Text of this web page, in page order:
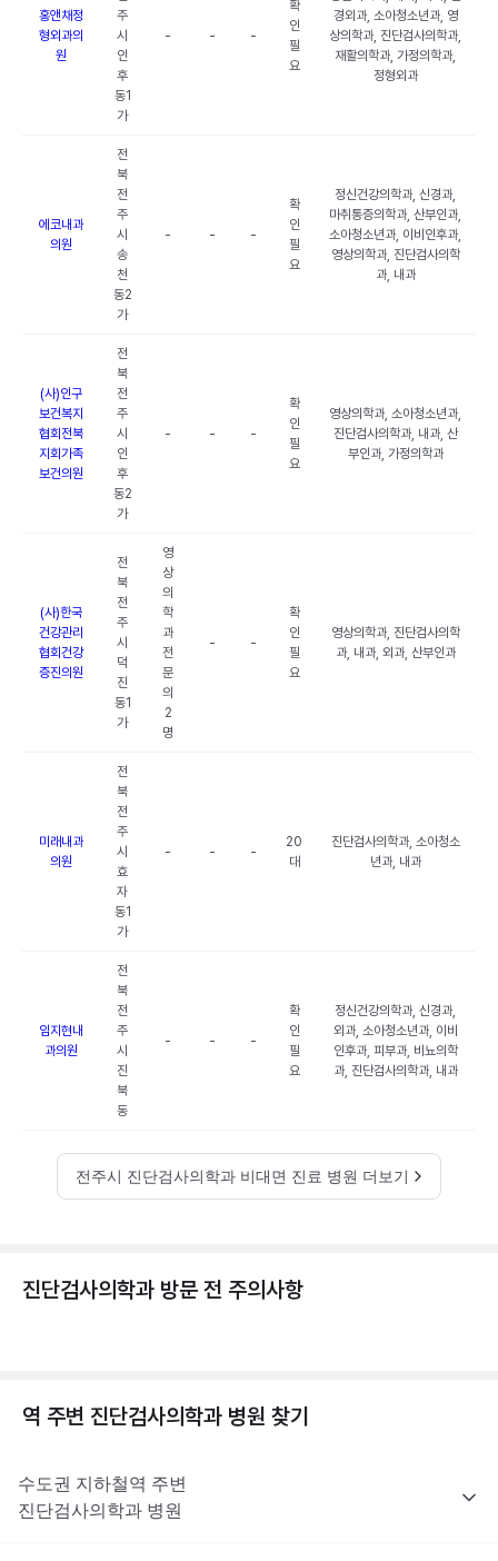
홍앤채정
형외과의
원
주
시
인
후
동1
가
- - -
확
인
필
요
경외과, 소아청소년과, 영
상의학과, 진단검사의학과,
재활의학과, 가정의학과,
정형외과
에코내과
의원
전
북
전
주
시
송
천
동2
가
- - -
확
인
필
요
정신건강의학과, 신경과,
마취통증의학과, 산부인과,
소아청소년과, 이비인후과,
영상의학과, 진단검사의학
과, 내과
(사)인구
보건복지
협회전북
지회가족
보건의원
전
북
전
주
시
인
후
동2
가
- - -
확
인
필
요
영상의학과, 소아청소년과,
진단검사의학과, 내과, 산
부인과, 가정의학과
(사)한국
건강관리
협회건강
증진의원
전
북
전
주
시
덕
진
동1
가
영
상
의
학
과
전
문
의
2
명
- -
확
인
필
요
영상의학과, 진단검사의학
과, 내과, 외과, 산부인과
미래내과
의원
전
북
전
주
시
효
자
동1
가
- - -
20
대
진단검사의학과, 소아청소
년과, 내과
임지현내
과의원
전
북
전
주
시
진
북
동
- - -
확
인
필
요
정신건강의학과, 신경과,
외과, 소아청소년과, 이비
인후과, 피부과, 비뇨의학
과, 진단검사의학과, 내과
전주시 진단검사의학과 비대면 진료 병원 더보기
진단검사의학과 방문 전 주의사항
역 주변 진단검사의학과 병원 찾기
수도권 지하철역 주변
진단검사의학과 병원